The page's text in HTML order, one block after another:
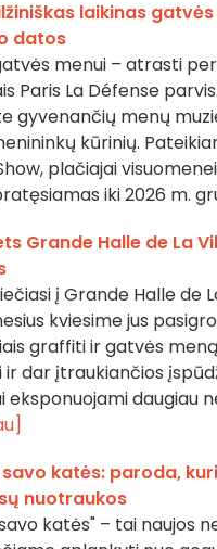
laikinas
datos
menui – atrasti
Paris La Défense
gyvenančių menų
kūrinių.
plačiajai
iki 2026 m.
Grande Halle de La
į Grande Halle de
kviesime jus
graffiti ir gatvės
dar įtraukiančios
eksponuojami daugiau
savo katės: paroda,
nuotraukos
katės" – tai naujos